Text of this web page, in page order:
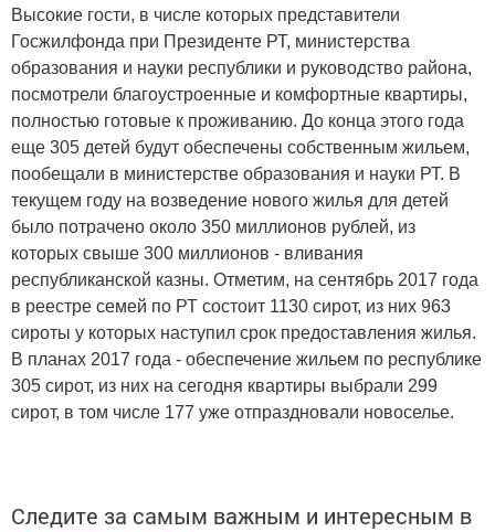
Высокие гости, в числе которых представители
Госжилфонда при Президенте РТ, министерства
образования и науки республики и руководство района,
посмотрели благоустроенные и комфортные квартиры,
полностью готовые к проживанию. До конца этого года
еще 305 детей будут обеспечены собственным жильем,
пообещали в министерстве образования и науки РТ. В
текущем году на возведение нового жилья для детей
было потрачено около 350 миллионов рублей, из
которых свыше 300 миллионов - вливания
республиканской казны. Отметим, на сентябрь 2017 года
в реестре семей по РТ состоит 1130 сирот, из них 963
сироты у которых наступил срок предоставления жилья.
В планах 2017 года - обеспечение жильем по республике
305 сирот, из них на сегодня квартиры выбрали 299
сирот, в том числе 177 уже отпраздновали новоселье.
Следите за самым важным и интересным в